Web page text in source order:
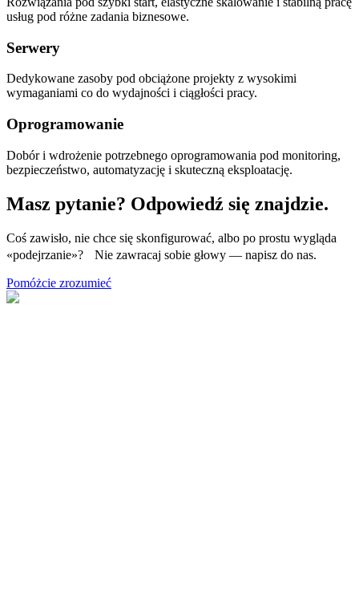
usług pod różne zadania biznesowe.
Serwery
Dedykowane zasoby pod obciążone projekty z wysokimi
wymaganiami co do wydajności i ciągłości pracy.
Oprogramowanie
Dobór i wdrożenie potrzebnego oprogramowania pod monitoring,
bezpieczeństwo, automatyzację i skuteczną eksploatację.
Masz pytanie? Odpowiedź się znajdzie.
Coś zawisło, nie chce się skonfigurować, albo po prostu wygląda
«podejrzanie»? Nie zawracaj sobie głowy — napisz do nas.
Pomóżcie zrozumieć